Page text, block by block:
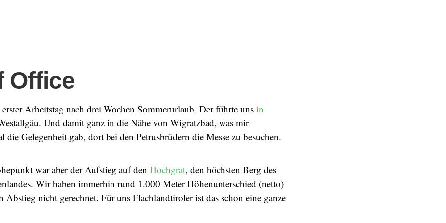
Office
Arbeitstag nach drei Wochen Sommerurlaub. Der führte uns in
Und damit ganz in die Nähe von Wigratzbad, was mir
die Gelegenheit gab, dort bei den Petrusbrüdern die Messe zu besuchen.
war aber der Aufstieg auf den Hochgrat, den höchsten Berg des
Wir haben immerhin rund 1.000 Meter Höhenunterschied (netto)
Abstieg nicht gerechnet. Für uns Flachlandtiroler ist das schon eine ganze